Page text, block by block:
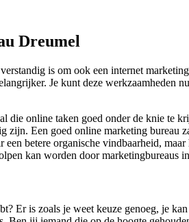
Dreumel
is om ook een internet
Je kunt deze
online taken goed onder de knie te
zijn. Een goed online marketing
betere organische vindbaarheid,
kan worden door marketingbureaus
Er is zoals je weet keuze genoeg, je